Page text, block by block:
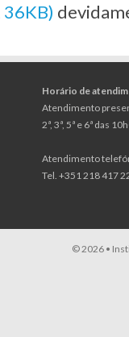
Horário de
Atendimento
2ª, 3ª, 5ª e 6ª das
Atendimento
Tel. +351 218 417
© 2026 •